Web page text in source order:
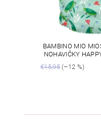
BAMBINO MIO
NOHAVIČKY
€15,95(–12 %)